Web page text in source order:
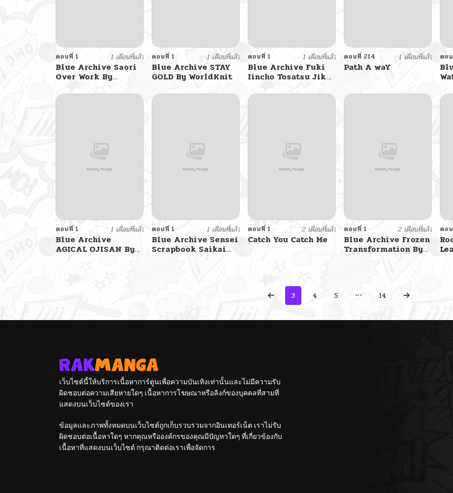
ตอนที่ 1 1 เดือนที่แล้ว
Blue Archive Saori
Over Work By
ตอนที่ 1 1 เดือนที่แล้ว
Blue Archive STAY
GOLD By WorldKnit
ตอนที่ 1 1 เดือนที่แล้ว
Blue Archive Fuki
Iincho Tosatsu Jiken
ตอนที่ 214 1 เดือนที่แล้ว
Path A waY
ตอ
ตอนที่ 1 1 เดือนที่แล้ว
Blue Archive
AGICAL OJISAN By
ตอนที่ 1 1 เดือนที่แล้ว
Blue Archive Sensei
Scrapbook Saikai
ตอนที่ 1 2 เดือนที่แล้ว
Catch You Catch Me
ตอนที่ 1 2 เดือนที่แล้ว
Blue Archive Frozen
Transformation By
ตอ
3 4 5 14
เว็บไซต์นี้ให้บริการเนื้อหาการ์ตูนเพื่อความบันเทิงเท่านั้นและไม่มีความรับ
ผิดชอบต่อความเสียหายใดๆ เนื้อหาการโฆษณาหรือลิงก์ของบุคคลที่สามที่
แสดงบนเว็บไซต์ของเรา
ข้อมูลและภาพทั้งหมดบนเว็บไซต์ถูกเก็บรวบรวมจากอินเทอร์เน็ต เราไม่รับ
ผิดชอบต่อเนื้อหาใดๆ หากคุณหรือองค์กรของคุณมีปัญหาใดๆ ที่เกี่ยวข้องกับ
เนื้อหาที่แสดงบนเว็บไซต์ กรุณาติดต่อเราเพื่อจัดการ